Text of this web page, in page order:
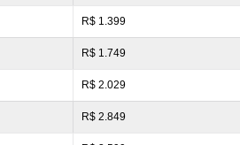
R$ 1.399
R$ 1.749
R$ 2.029
R$ 2.849